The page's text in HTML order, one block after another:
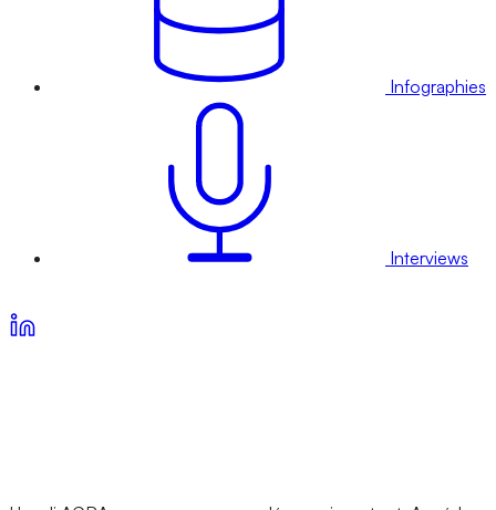
Infographies
Interviews